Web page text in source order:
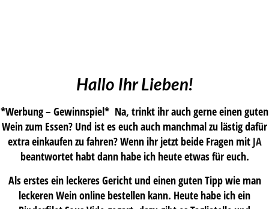
Hallo Ihr Lieben!
*Werbung – Gewinnspiel* Na, trinkt ihr auch gerne einen guten
Wein zum Essen? Und ist es euch auch manchmal zu lästig dafür
extra einkaufen zu fahren? Wenn ihr jetzt beide Fragen mit JA
beantwortet habt dann habe ich heute etwas für euch.
Als erstes ein leckeres Gericht und einen guten Tipp wie man
leckeren Wein online bestellen kann. Heute habe ich ein